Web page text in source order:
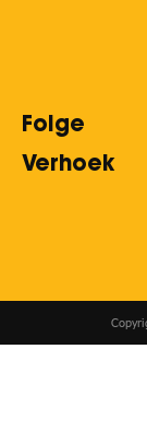
Folge
Verhoek